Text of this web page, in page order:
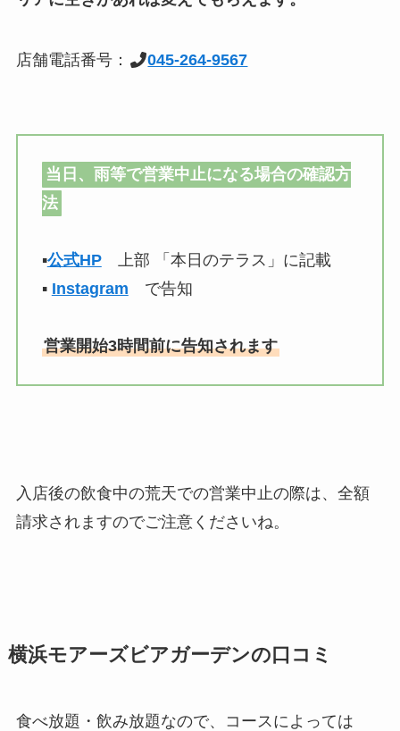
店舗電話番号： 045-264-9567
当日、雨等で営業中止になる場合の確認方
法
▪公式HP上部 「本日のテラス」に記載
▪ Instagram で告知
営業開始3時間前に告知されます
入店後の飲食中の荒天での営業中止の際は、全額
請求されますのでご注意くださいね。
横浜モアーズビアガーデンの口コミ
食べ放題・飲み放題なので、コースによっては